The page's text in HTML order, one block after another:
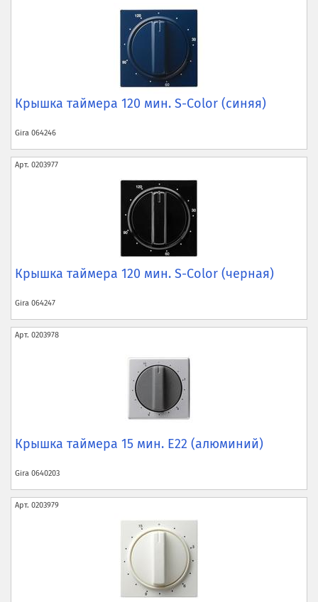
Крышка таймера 120 мин. S-Color (синяя)
Gira 064246
Арт. 0203977
Крышка таймера 120 мин. S-Color (черная)
Gira 064247
Арт. 0203978
Крышка таймера 15 мин. E22 (алюминий)
Gira 0640203
Арт. 0203979